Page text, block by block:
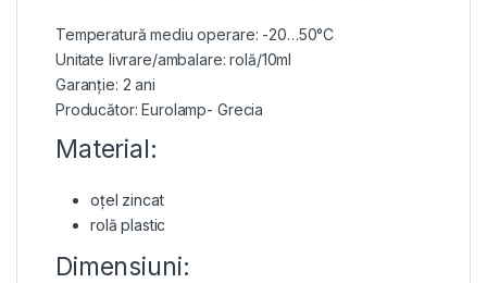
Temperatură mediu operare: -20…50°C
Unitate livrare/ambalare: rolă/10ml
Garanție: 2 ani
Producător: Eurolamp- Grecia
Material:
oțel zincat
rolă plastic
Dimensiuni: